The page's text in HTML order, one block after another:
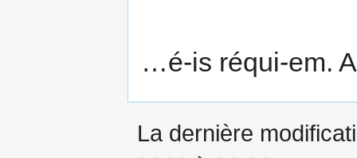
…é-is réqui-em.
La dernière